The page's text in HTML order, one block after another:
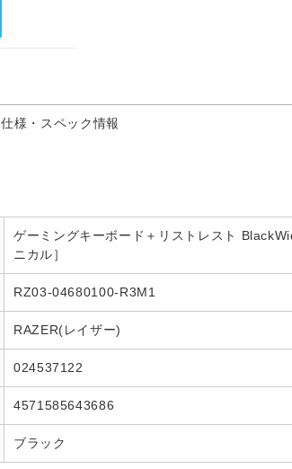
仕様・スペック情報
ゲーミングキーボード＋リストレスト
ニカル］
RZ03-04680100-R3M1
RAZER(レイザー)
024537122
4571585643686
ブラック